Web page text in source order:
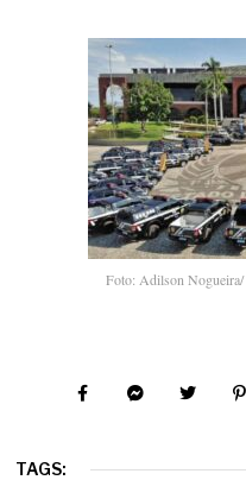
Foto: Adilson
TAGS: